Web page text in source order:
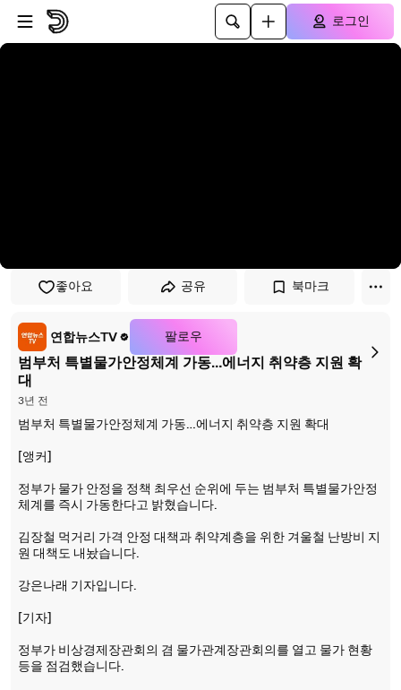
플레이어로 건너뛰기
본문으로 건너뛰기
로그인
좋아요 공유 북마크
연합뉴스TV 팔로우
범부처 특별물가안정체계 가동…에너지 취약층 지원 확
대
3년 전
범부처 특별물가안정체계 가동…에너지 취약층 지원 확대
[앵커]
정부가 물가 안정을 정책 최우선 순위에 두는 범부처 특별물가안정
체계를 즉시 가동한다고 밝혔습니다.
김장철 먹거리 가격 안정 대책과 취약계층을 위한 겨울철 난방비 지
원 대책도 내놨습니다.
강은나래 기자입니다.
[기자]
정부가 비상경제장관회의 겸 물가관계장관회의를 열고 물가 현황
등을 점검했습니다.